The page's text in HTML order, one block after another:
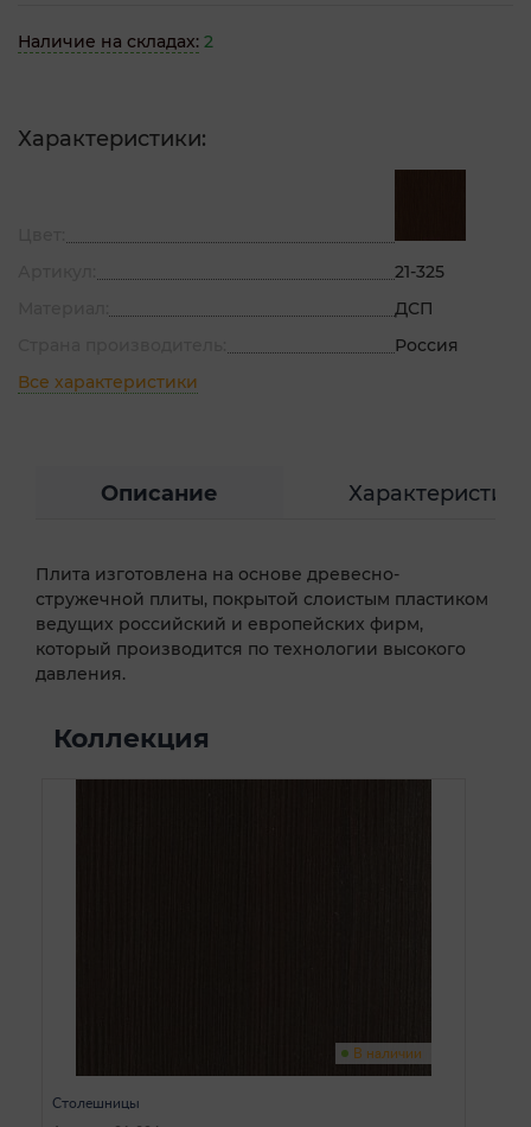
Наличие на складах: 2
Характеристики:
21-325
ДСП
Россия
Все характеристики
Описание Характеристики
Плита изготовлена на основе древесно-
стружечной плиты, покрытой слоистым пластиком
ведущих российский и европейских фирм,
который производится по технологии высокого
давления.
Коллекция
В наличии
Столешницы